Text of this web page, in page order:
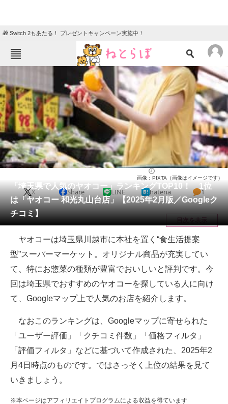
🎁 Switch 2もあたる！ プレゼントキャンペーン実施中！
TOP ニュース
エンタメ クイズ
グルメ 地域
住まい 教育・育児
動物 リサーチ
会員記事
メディア
注目記事を集めた総合ページ
ITの今と未来を見通す
スマホと通信の最新トレンド
進化するPCとデバイスの未来
ビジネスと働き方のヒント
企業ITのトレンドを詳説
経営リーダーのコミュニティ
「埼玉県で人気のヤオコー」ランキングTOP10！ 1位
は「ヤオコー 和光丸山台店」【2025年2月版／Googleク
チコミ】
画像：PIXTA（画像はイメージです）
X Share LINE hatena 1
目次を表示
ヤオコーは埼玉県川越市に本社を置く“食生活提案
型”スーパーマーケット。オリジナル商品が充実してい
て、特にお惣菜の種類が豊富でおいしいと評判です。今
回は埼玉県でおすすめのヤオコーを探している人に向け
て、Googleマップ上で人気のお店を紹介します。
なおこのランキングは、Googleマップに寄せられた
「ユーザー評価」「クチコミ件数」「価格フィルタ」
「評価フィルタ」などに基づいて作成された、2025年2
月4日時点のものです。ではさっそく上位の結果を見て
いきましょう。
※本ページはアフィリエイトプログラムによる収益を得ています